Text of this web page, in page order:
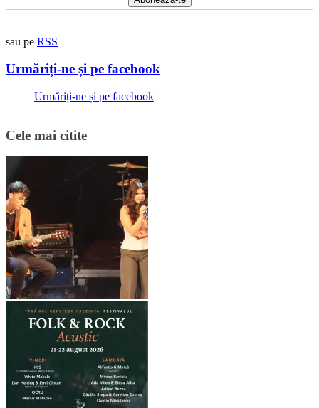
sau pe RSS
Urmăriți-ne și pe facebook
Urmăriți-ne și pe facebook
Cele mai citite